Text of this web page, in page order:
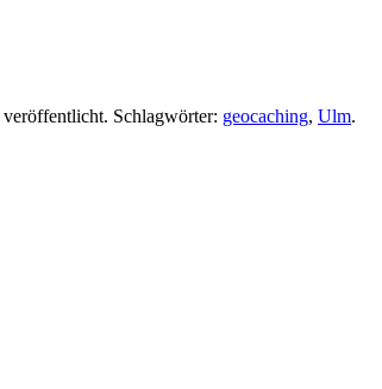
veröffentlicht. Schlagwörter: geocaching, Ulm.